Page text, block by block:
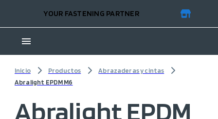
YOUR FASTENING PARTNER
Inicio Productos
Abrazaderas y cintas
Abralight EPDM M6
Abralight EPDM